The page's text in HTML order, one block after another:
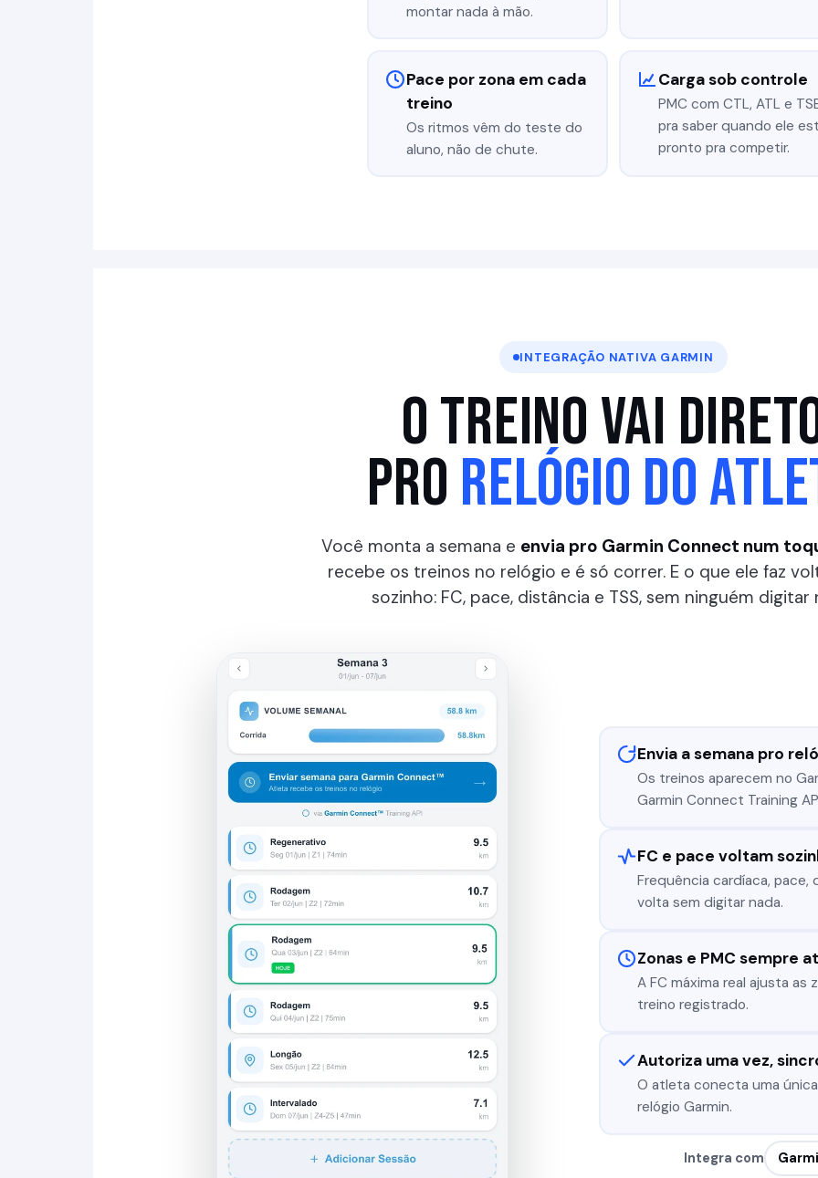
montar nada à mão.
Pace por zona em cada
treino
Os ritmos vêm do teste do
aluno, não de chute.
Carga sob controle
PMC com CTL, ATL e
pra saber quando ele
pronto pra competir.
INTEGRAÇÃO NATIVA GARMIN
O TREINO VAI
PRO RELÓGIO DO
Você monta a semana e envia pro Garmin Connect num
recebe os treinos no relógio e é só correr. E o que ele faz
sozinho: FC, pace, distância e TSS, sem ninguém digitar
Envia a semana pro
Os treinos aparecem no
Garmin Connect Training
FC e pace voltam
Frequência cardíaca, pace,
volta sem digitar nada.
Zonas e PMC sempre
A FC máxima real ajusta as
treino registrado.
Autoriza uma vez,
O atleta conecta uma
relógio Garmin.
Integra com